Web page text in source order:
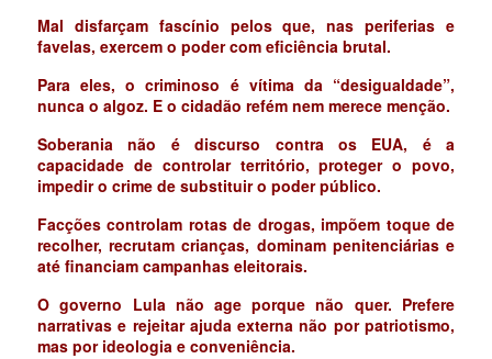
Mal disfarçam fascínio pelos que, nas periferias e
favelas, exercem o poder com eficiência brutal.
Para eles, o criminoso é vítima da “desigualdade”,
nunca o algoz. E o cidadão refém nem merece menção.
Soberania não é discurso contra os EUA, é a
capacidade de controlar território, proteger o povo,
impedir o crime de substituir o poder público.
Facções controlam rotas de drogas, impõem toque de
recolher, recrutam crianças, dominam penitenciárias e
até financiam campanhas eleitorais.
O governo Lula não age porque não quer. Prefere
narrativas e rejeitar ajuda externa não por patriotismo,
mas por ideologia e conveniência.